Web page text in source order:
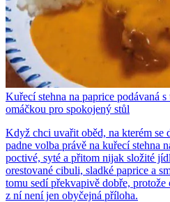
Kuřecí stehna na paprice podávaná
omáčkou pro spokojený stůl
Když chci uvařit oběd, na kterém se
padne volba právě na kuřecí stehna
poctivé, syté a přitom nijak složité
orestované cibuli, sladké paprice a
tomu sedí překvapivě dobře, protože
z ní není jen obyčejná příloha.